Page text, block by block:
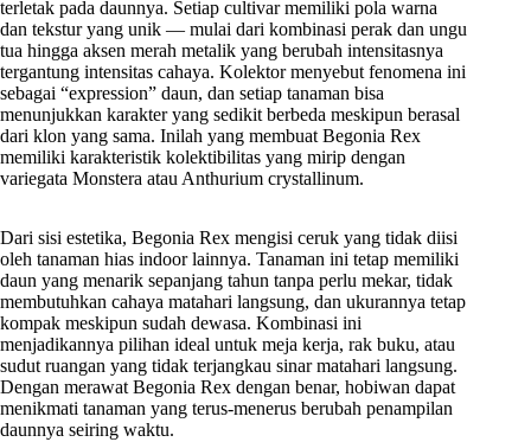
terletak pada daunnya. Setiap cultivar memiliki pola warna
dan tekstur yang unik — mulai dari kombinasi perak dan ungu
tua hingga aksen merah metalik yang berubah intensitasnya
tergantung intensitas cahaya. Kolektor menyebut fenomena ini
sebagai “expression” daun, dan setiap tanaman bisa
menunjukkan karakter yang sedikit berbeda meskipun berasal
dari klon yang sama. Inilah yang membuat Begonia Rex
memiliki karakteristik kolektibilitas yang mirip dengan
variegata Monstera atau Anthurium crystallinum.
Dari sisi estetika, Begonia Rex mengisi ceruk yang tidak diisi
oleh tanaman hias indoor lainnya. Tanaman ini tetap memiliki
daun yang menarik sepanjang tahun tanpa perlu mekar, tidak
membutuhkan cahaya matahari langsung, dan ukurannya tetap
kompak meskipun sudah dewasa. Kombinasi ini
menjadikannya pilihan ideal untuk meja kerja, rak buku, atau
sudut ruangan yang tidak terjangkau sinar matahari langsung.
Dengan merawat Begonia Rex dengan benar, hobiwan dapat
menikmati tanaman yang terus-menerus berubah penampilan
daunnya seiring waktu.